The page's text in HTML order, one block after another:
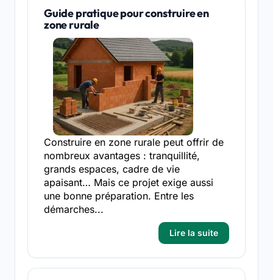
Guide pratique pour construire en
zone rurale
Construire en zone rurale peut offrir de
nombreux avantages : tranquillité,
grands espaces, cadre de vie
apaisant… Mais ce projet exige aussi
une bonne préparation. Entre les
démarches...
Lire la suite